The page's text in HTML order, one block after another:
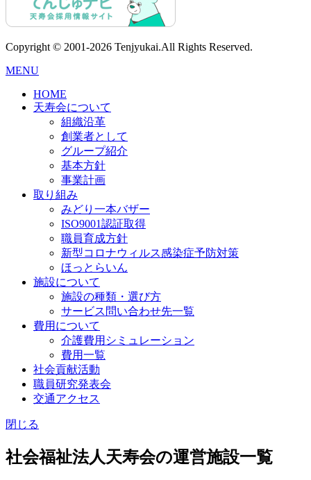
Copyright © 2001-2026 Tenjyukai.All Rights Reserved.
MENU
HOME
天寿会について
組織沿革
創業者として
グループ紹介
基本方針
事業計画
取り組み
みどり一本バザー
ISO9001認証取得
職員育成方針
新型コロナウィルス感染症予防対策
ほっとらいん
施設について
施設の種類・選び方
サービス問い合わせ先一覧
費用について
介護費用シミュレーション
費用一覧
社会貢献活動
職員研究発表会
交通アクセス
閉じる
社会福祉法人天寿会の運営施設一覧